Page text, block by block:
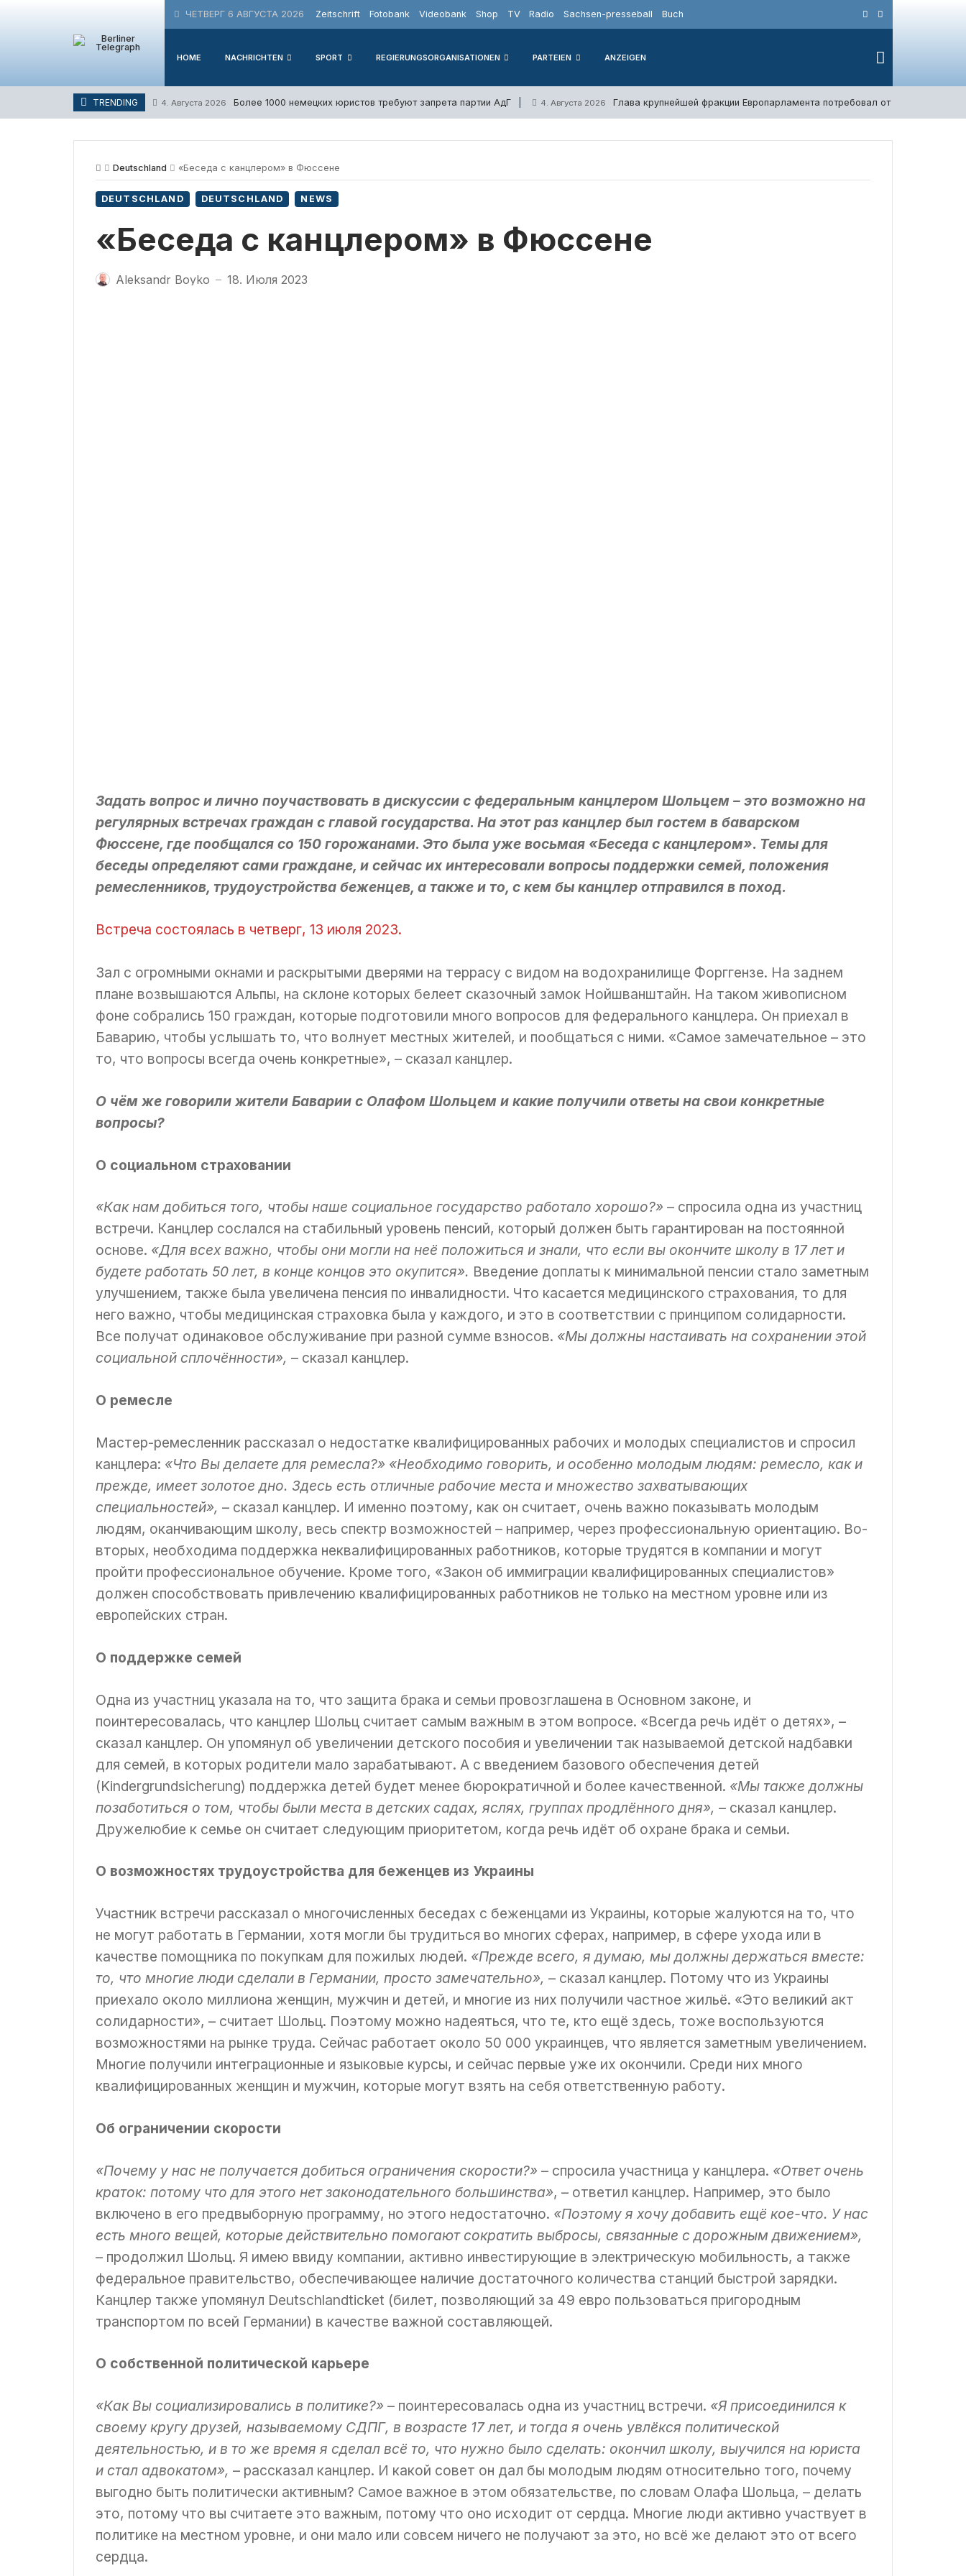
ЧЕТВЕРГ 6 АВГУСТА 2026 Zeitschrift Fotobank Videobank Shop TV Radio Sachsen-presseball Buch
HOME NACHRICHTEN SPORT REGIERUNGSORGANISATIONEN PARTEIEN ANZEIGEN
TRENDING 4. Августа 2026 Более 1000 немецких юристов требуют запрета партии АдГ 4. Августа 2026 Глава крупнейшей фракции Европарламента потребовал от Испании
Deutschland «Беседа с канцлером» в Фюссене
DEUTSCHLAND DEUTSCHLAND NEWS
«Беседа с канцлером» в Фюссене
Aleksandr Boyko — 18. Июля 2023
Задать вопрос и лично поучаствовать в дискуссии с федеральным канцлером Шольцем – это возможно на
регулярных встречах граждан с главой государства. На этот раз канцлер был гостем в баварском
Фюссене, где пообщался со 150 горожанами. Это была уже восьмая «Беседа с канцлером». Темы для
беседы определяют сами граждане, и сейчас их интересовали вопросы поддержки семей, положения
ремесленников, трудоустройства беженцев, а также и то, с кем бы канцлер отправился в поход.
Встреча состоялась в четверг, 13 июля 2023.
Зал с огромными окнами и раскрытыми дверями на террасу с видом на водохранилище Форггензе. На заднем
плане возвышаются Альпы, на склоне которых белеет сказочный замок Нойшванштайн. На таком живописном
фоне собрались 150 граждан, которые подготовили много вопросов для федерального канцлера. Он приехал в
Баварию, чтобы услышать то, что волнует местных жителей, и пообщаться с ними. «Самое замечательное – это
то, что вопросы всегда очень конкретные», – сказал канцлер.
О чём же говорили жители Баварии с Олафом Шольцем и какие получили ответы на свои конкретные
вопросы?
О социальном страховании
«Как нам добиться того, чтобы наше социальное государство работало хорошо?» – спросила одна из участниц
встречи. Канцлер сослался на стабильный уровень пенсий, который должен быть гарантирован на постоянной
основе. «Для всех важно, чтобы они могли на неё положиться и знали, что если вы окончите школу в 17 лет и
будете работать 50 лет, в конце концов это окупится». Введение доплаты к минимальной пенсии стало заметным
улучшением, также была увеличена пенсия по инвалидности. Что касается медицинского страхования, то для
него важно, чтобы медицинская страховка была у каждого, и это в соответствии с принципом солидарности.
Все получат одинаковое обслуживание при разной сумме взносов. «Мы должны настаивать на сохранении этой
социальной сплочённости», – сказал канцлер.
О ремесле
Мастер-ремесленник рассказал о недостатке квалифицированных рабочих и молодых специалистов и спросил
канцлера: «Что Вы делаете для ремесла?» «Необходимо говорить, и особенно молодым людям: ремесло, как и
прежде, имеет золотое дно. Здесь есть отличные рабочие места и множество захватывающих
специальностей», – сказал канцлер. И именно поэтому, как он считает, очень важно показывать молодым
людям, оканчивающим школу, весь спектр возможностей – например, через профессиональную ориентацию. Во-
вторых, необходима поддержка неквалифицированных работников, которые трудятся в компании и могут
пройти профессиональное обучение. Кроме того, «Закон об иммиграции квалифицированных специалистов»
должен способствовать привлечению квалифицированных работников не только на местном уровне или из
европейских стран.
О поддержке семей
Одна из участниц указала на то, что защита брака и семьи провозглашена в Основном законе, и
поинтересовалась, что канцлер Шольц считает самым важным в этом вопросе. «Всегда речь идёт о детях», –
сказал канцлер. Он упомянул об увеличении детского пособия и увеличении так называемой детской надбавки
для семей, в которых родители мало зарабатывают. А с введением базового обеспечения детей
(Kindergrundsicherung) поддержка детей будет менее бюрократичной и более качественной. «Мы также должны
позаботиться о том, чтобы были места в детских садах, яслях, группах продлённого дня», – сказал канцлер.
Дружелюбие к семье он считает следующим приоритетом, когда речь идёт об охране брака и семьи.
О возможностях трудоустройства для беженцев из Украины
Участник встречи рассказал о многочисленных беседах с беженцами из Украины, которые жалуются на то, что
не могут работать в Германии, хотя могли бы трудиться во многих сферах, например, в сфере ухода или в
качестве помощника по покупкам для пожилых людей. «Прежде всего, я думаю, мы должны держаться вместе:
то, что многие люди сделали в Германии, просто замечательно», – сказал канцлер. Потому что из Украины
приехало около миллиона женщин, мужчин и детей, и многие из них получили частное жильё. «Это великий акт
солидарности», – считает Шольц. Поэтому можно надеяться, что те, кто ещё здесь, тоже воспользуются
возможностями на рынке труда. Сейчас работает около 50 000 украинцев, что является заметным увеличением.
Многие получили интеграционные и языковые курсы, и сейчас первые уже их окончили. Среди них много
квалифицированных женщин и мужчин, которые могут взять на себя ответственную работу.
Об ограничении скорости
«Почему у нас не получается добиться ограничения скорости?» – спросила участница у канцлера. «Ответ очень
краток: потому что для этого нет законодательного большинства», – ответил канцлер. Например, это было
включено в его предвыборную программу, но этого недостаточно. «Поэтому я хочу добавить ещё кое-что. У нас
есть много вещей, которые действительно помогают сократить выбросы, связанные с дорожным движением»,
– продолжил Шольц. Я имею ввиду компании, активно инвестирующие в электрическую мобильность, а также
федеральное правительство, обеспечивающее наличие достаточного количества станций быстрой зарядки.
Канцлер также упомянул Deutschlandticket (билет, позволяющий за 49 евро пользоваться пригородным
транспортом по всей Германии) в качестве важной составляющей.
О собственной политической карьере
«Как Вы социализировались в политике?» – поинтересовалась одна из участниц встречи. «Я присоединился к
своему кругу друзей, называемому СДПГ, в возрасте 17 лет, и тогда я очень увлёкся политической
деятельностью, и в то же время я сделал всё то, что нужно было сделать: окончил школу, выучился на юриста
и стал адвокатом», – рассказал канцлер. И какой совет он дал бы молодым людям относительно того, почему
выгодно быть политически активным? Самое важное в этом обязательстве, по словам Олафа Шольца, – делать
это, потому что вы считаете это важным, потому что оно исходит от сердца. Многие люди активно участвует в
политике на местном уровне, и они мало или совсем ничего не получают за это, но всё же делают это от всего
сердца.